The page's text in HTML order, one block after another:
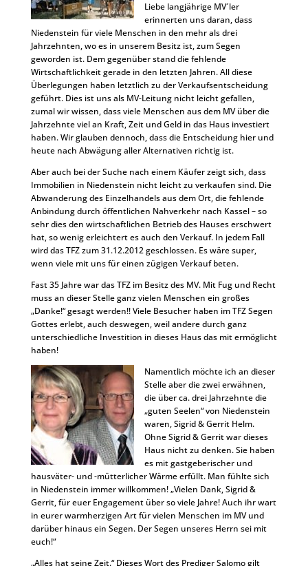
Liebe langjährige MV´ler
erinnerten uns daran, dass
Niedenstein für viele Menschen in den mehr als drei
Jahrzehnten, wo es in unserem Besitz ist, zum Segen
geworden ist. Dem gegenüber stand die fehlende
Wirtschaftlichkeit gerade in den letzten Jahren. All diese
Überlegungen haben letztlich zu der Verkaufsentscheidung
geführt. Dies ist uns als MV-Leitung nicht leicht gefallen,
zumal wir wissen, dass viele Menschen aus dem MV über die
Jahrzehnte viel an Kraft, Zeit und Geld in das Haus investiert
haben. Wir glauben dennoch, dass die Entscheidung hier und
heute nach Abwägung aller Alternativen richtig ist.
Aber auch bei der Suche nach einem Käufer zeigt sich, dass
Immobilien in Niedenstein nicht leicht zu verkaufen sind. Die
Abwanderung des Einzelhandels aus dem Ort, die fehlende
Anbindung durch öffentlichen Nahverkehr nach Kassel – so
sehr dies den wirtschaftlichen Betrieb des Hauses erschwert
hat, so wenig erleichtert es auch den Verkauf. In jedem Fall
wird das TFZ zum 31.12.2012 geschlossen. Es wäre super,
wenn viele mit uns für einen zügigen Verkauf beten.
Fast 35 Jahre war das TFZ im Besitz des MV. Mit Fug und Recht
muss an dieser Stelle ganz vielen Menschen ein großes
„Danke!“ gesagt werden!! Viele Besucher haben im TFZ Segen
Gottes erlebt, auch deswegen, weil andere durch ganz
unterschiedliche Investition in dieses Haus das mit ermöglicht
haben!
Namentlich möchte ich an dieser
Stelle aber die zwei erwähnen,
die über ca. drei Jahrzehnte die
„guten Seelen“ von Niedenstein
waren, Sigrid & Gerrit Helm.
Ohne Sigrid & Gerrit war dieses
Haus nicht zu denken. Sie haben
es mit gastgeberischer und
hausväter- und -mütterlicher Wärme erfüllt. Man fühlte sich
in Niedenstein immer willkommen! „Vielen Dank, Sigrid &
Gerrit, für euer Engagement über so viele Jahre! Auch ihr wart
in eurer warmherzigen Art für vielen Menschen im MV und
darüber hinaus ein Segen. Der Segen unseres Herrn sei mit
euch!“
„Alles hat seine Zeit.“ Dieses Wort des Prediger Salomo gilt